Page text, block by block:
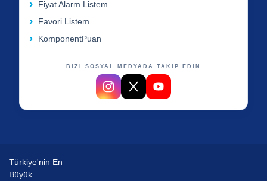
Fiyat Alarm Listem
Favori Listem
KomponentPuan
BİZİ SOSYAL MEDYADA TAKİP EDİN
Türkiye'nin En
Büyük